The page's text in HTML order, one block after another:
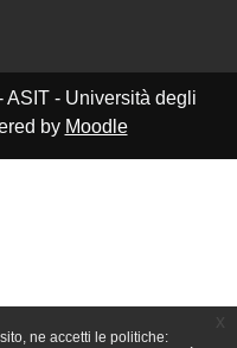
ne accetti le politiche:
ASIT - Università degli
by Moodle